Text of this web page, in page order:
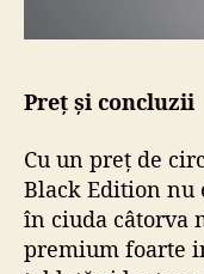
Preț și concluzii
Cu un preț de
Black Edition nu
în ciuda câtorva
premium foarte